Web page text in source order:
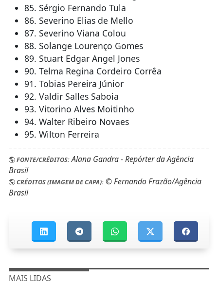
85. Sérgio Fernando Tula
86. Severino Elias de Mello
87. Severino Viana Colou
88. Solange Lourenço Gomes
89. Stuart Edgar Angel Jones
90. Telma Regina Cordeiro Corrêa
91. Tobias Pereira Júnior
92. Valdir Salles Saboia
93. Vitorino Alves Moitinho
94. Walter Ribeiro Novaes
95. Wilton Ferreira
FONTE/CRÉDITOS:Alana Gandra - Repórter da Agência
Brasil
CRÉDITOS (IMAGEM DE CAPA):© Fernando Frazão/Agência
Brasil
MAIS LIDAS